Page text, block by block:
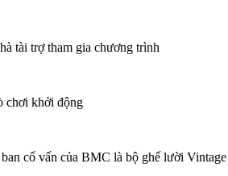
tài trợ tham gia chương trình
chơi khởi động
cố vấn của BMC là bộ ghế lười